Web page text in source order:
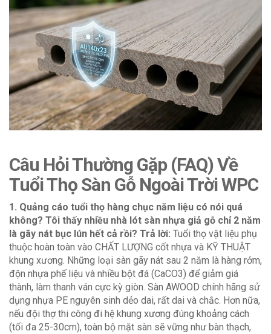
Câu Hỏi Thường Gặp (FAQ) Về
Tuổi Thọ Sàn Gỗ Ngoài Trời WPC
1. Quảng cáo tuổi thọ hàng chục năm liệu có nói quá
không? Tôi thấy nhiều nhà lót sàn nhựa giả gỗ chỉ 2 năm
là gãy nát bục lún hết cả rồi? Trả lời: Tuổi thọ vật liệu phụ
thuộc hoàn toàn vào CHẤT LƯỢNG cốt nhựa và KỸ THUẬT
khung xương. Những loại sàn gãy nát sau 2 năm là hàng rởm,
độn nhựa phế liệu và nhiều bột đá (CaCO3) để giảm giá
thành, làm thanh ván cực kỳ giòn. Sàn AWOOD chính hãng sử
dụng nhựa PE nguyên sinh dẻo dai, rất dai và chắc. Hơn nữa,
nếu đội thợ thi công đi hệ khung xương đúng khoảng cách
(tối đa 25-30cm), toàn bộ mặt sàn sẽ vững như bàn thạch,